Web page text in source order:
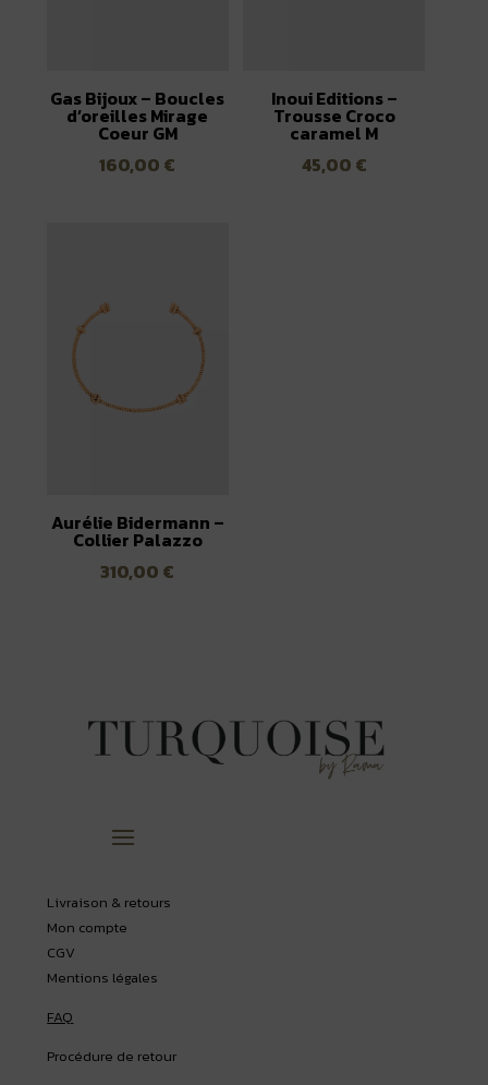
Gas Bijoux – Boucles
d’oreilles Mirage
Coeur GM
160,00 €
Inoui Editions –
Trousse Croco
caramel M
45,00 €
Aurélie Bidermann –
Collier Palazzo
310,00 €
Livraison & retours
Mon compte
CGV
Mentions légales
FAQ
Procédure de retour